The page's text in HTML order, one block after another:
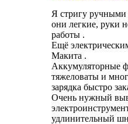
Я стригу
они легкие, руки
работы .
Ещё
Макита .
Аккумуляторные
тяжеловаты и
зарядка быстро
Очень нужный
удлинительный